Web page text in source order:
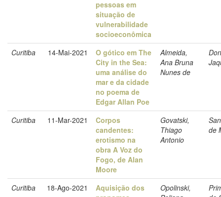
pessoas em
situação de
vulnerabilidade
socioeconômica
Curitiba
14-Mai-2021
O gótico em The
City in the Sea:
uma análise do
mar e da cidade
no poema de
Edgar Allan Poe
Almeida,
Ana Bruna
Nunes de
Curitiba 11-Mar-2021
Corpos
candentes:
erotismo na
obra A Voz do
Fogo, de Alan
Moore
Govatski,
Thiago
Antonio
de
Curitiba 18-Ago-2021
Aquisição dos
Opolinski,